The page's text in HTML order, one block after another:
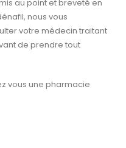
au point et breveté en
nous vous
votre médecin traitant
de prendre tout
vous une pharmacie